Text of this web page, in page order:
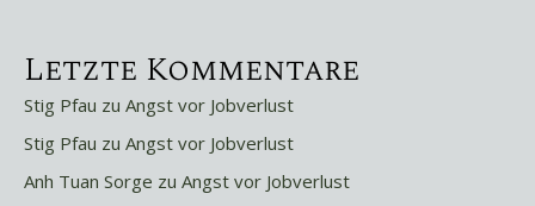
Letzte Kommentare
Stig Pfau zu Angst vor Jobverlust
Stig Pfau zu Angst vor Jobverlust
Anh Tuan Sorge zu Angst vor Jobverlust